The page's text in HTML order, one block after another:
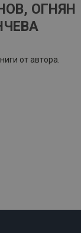
ОГНЯН
от автора.